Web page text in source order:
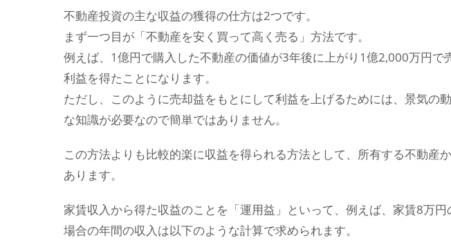
不動産投資の主な収益の獲得の仕方は2つです。
まず一つ目が「不動産を安く買って高く売る」方法です。
例えば、1億円で購入した不動産の価値が3年後に上がり1億2,000万円で
利益を得たことになります。
ただし、このように売却益をもとにして利益を上げるためには、景気の
な知識が必要なので簡単ではありません。
この方法よりも比較的楽に収益を得られる方法として、所有する不動産
あります。
家賃収入から得た収益のことを「運用益」といって、例えば、家賃8万
場合の年間の収入は以下のような計算で求められます。